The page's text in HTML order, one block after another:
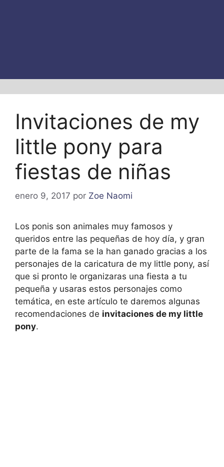
Invitaciones de my
little pony para
fiestas de niñas
enero 9, 2017 por Zoe Naomi
Los ponis son animales muy famosos y
queridos entre las pequeñas de hoy día, y gran
parte de la fama se la han ganado gracias a los
personajes de la caricatura de my little pony, así
que si pronto le organizaras una fiesta a tu
pequeña y usaras estos personajes como
temática, en este artículo te daremos algunas
recomendaciones de invitaciones de my little
pony.